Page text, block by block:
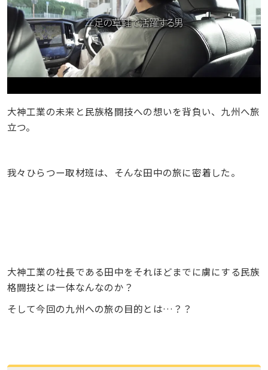
大神工業の未来と民族格闘技への想いを背負い、九州へ旅
立つ。
我々ひらつー取材班は、そんな田中の旅に密着した。
大神工業の社長である田中をそれほどまでに虜にする民族
格闘技とは一体なんなのか？
そして今回の九州への旅の目的とは…？？